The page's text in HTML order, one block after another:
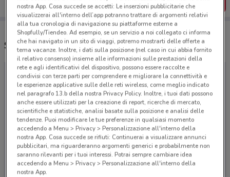
SCARICA L’APP
Supermercati Prix e orari
nostra App. Cosa succede se accetti: Le inserzioni pubblicitarie che
visualizzerai all'interno dell’app potranno trattare di argomenti relativi
alla tua cronologia di navigazione su piattaforme esterne a
Shopfully/Tiendeo. Ad esempio, se un servizio a noi collegato ci informa
che hai navigato in un sito di viaggi, potremo mostrarti delle offerte a
tema vacanze. Inoltre, i dati sulla posizione (nel caso in cui abbia fornito
il relativo consenso) insieme alle informazioni sulle prestazioni della
rete e agli identificativi del dispositivo, possono essere raccolte e
condivisi con terze parti per comprendere e migliorare la connettività e
le esperienze applicative sulle delle reti wireless, come meglio indicato
nel paragrafo 13.b della nostra Privacy Policy. Inoltre, i tuoi dati possono
anche essere utilizzati per la creazione di report, ricerche di mercato,
scientifiche e statistiche, analisi basate sulla posizione e analisi delle
tendenze. Puoi modificare le tue preferenze in qualsiasi momento
accedendo a Menu > Privacy > Personalizzazione all'interno della
nostra App. Cosa succede se rifiuti: Continuerai a visualizzare annunci
pubblicitari, ma riguarderanno argomenti generici e probabilmente non
saranno rilevanti per i tuoi interessi. Potrai sempre cambiare idea
accedendo a Menu > Privacy > Personalizzazione all'interno della
nostra App.